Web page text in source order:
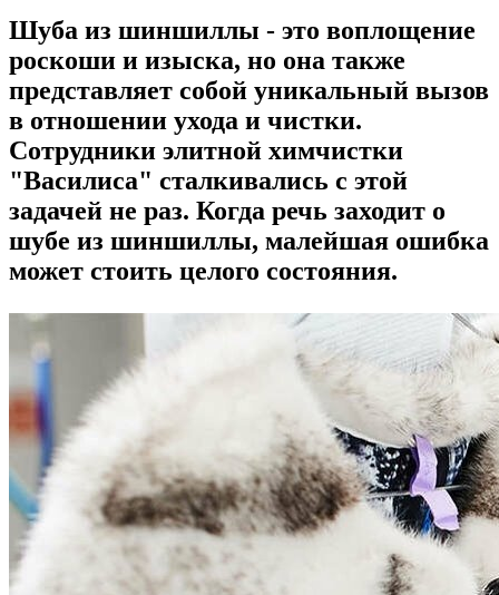
Шуба из шиншиллы - это воплощение
роскоши и изыска, но она также
представляет собой уникальный вызов
в отношении ухода и чистки.
Сотрудники элитной химчистки
"Василиса" сталкивались с этой
задачей не раз. Когда речь заходит о
шубе из шиншиллы, малейшая ошибка
может стоить целого состояния.